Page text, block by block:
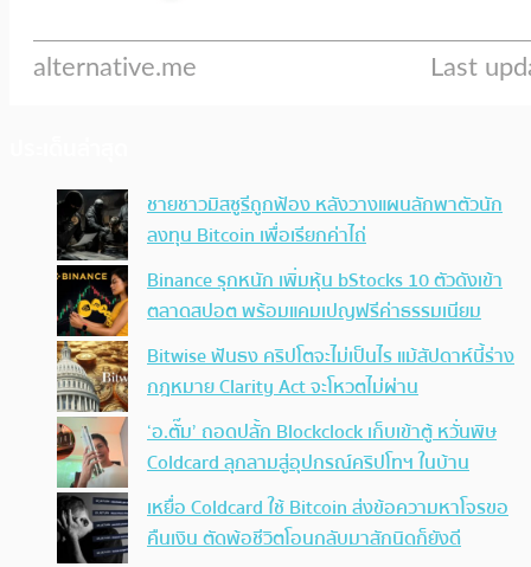
ชายชาวมิสซูรีถูกฟ้อง หลังวางแผนลักพาตัวนัก
ลงทุน Bitcoin เพื่อเรียกค่าไถ่
Binance รุกหนัก เพิ่มหุ้น bStocks 10 ตัวดังเข้า
ตลาดสปอต พร้อมแคมเปญฟรีค่าธรรมเนียม
Bitwise ฟันธง คริปโตจะไม่เป็นไร แม้สัปดาห์นี้ร่าง
กฎหมาย Clarity Act จะโหวตไม่ผ่าน
‘อ.ตั๊ม’ ถอดปลั้ก Blockclock เก็บเข้าตู้ หวั่นพิษ
Coldcard ลุกลามสู่อุปกรณ์คริปโทฯ ในบ้าน
เหยื่อ Coldcard ใช้ Bitcoin ส่งข้อความหาโจรขอ
คืนเงิน ตัดพ้อชีวิตโอนกลับมาสักนิดก็ยังดี